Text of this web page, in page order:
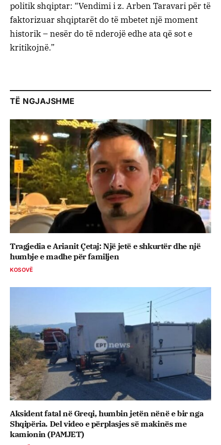
politik shqiptar: “Vendimi i z. Arben Taravari për të
faktorizuar shqiptarët do të mbetet një moment
historik – nesër do të nderojë edhe ata që sot e
kritikojnë.”
TË NGJAJSHME
Tragjedia e Arianit Çetaj: Një jetë e shkurtër dhe një
humbje e madhe për familjen
KOSOVË
Aksident fatal në Greqi, humbin jetën nënë e bir nga
Shqipëria. Del video e përplasjes së makinës me
kamionin (PAMJET)